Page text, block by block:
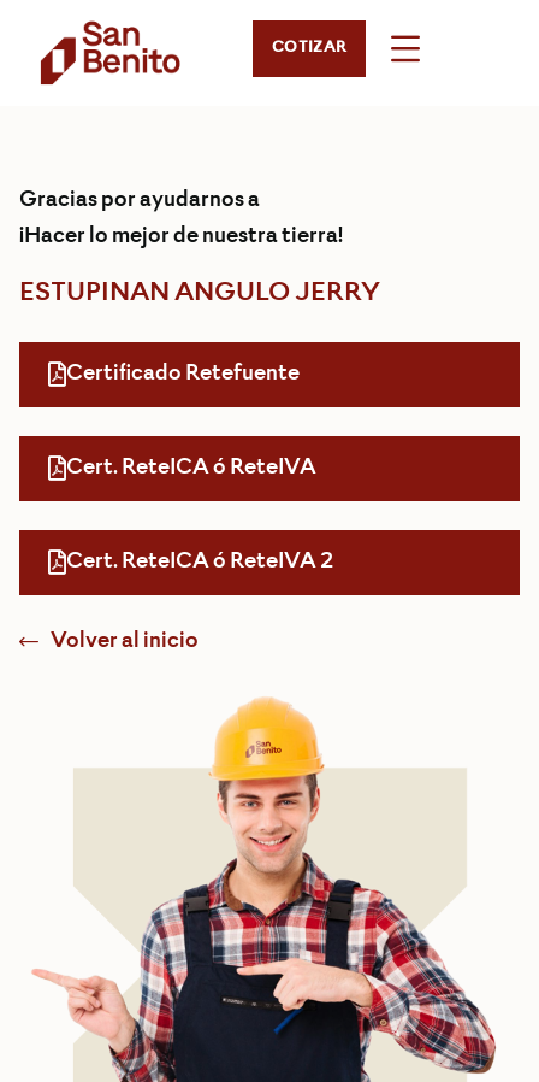
COTIZAR
Gracias por ayudarnos a
¡Hacer lo mejor de nuestra tierra!
ESTUPINAN ANGULO JERRY
Certificado Retefuente
Cert. ReteICA ó ReteIVA
Cert. ReteICA ó ReteIVA 2
Volver al inicio